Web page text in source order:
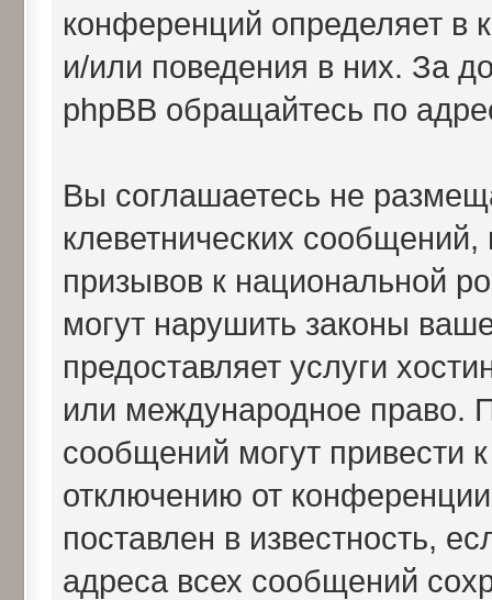
конференций определяет в
и/или поведения в них. За
phpBB обращайтесь по
Вы соглашаетесь не
клеветнических
призывов к национальной
могут нарушить законы
предоставляет услуги
или международное право.
сообщений могут привести
отключению от
поставлен в известность,
адреса всех сообщений